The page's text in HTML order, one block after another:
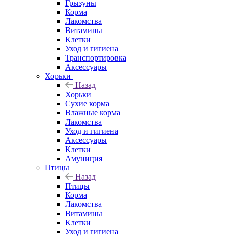
Грызуны
Корма
Лакомства
Витамины
Клетки
Уход и гигиена
Транспортировка
Аксессуары
Хорьки
Назад
Хорьки
Сухие корма
Влажные корма
Лакомства
Уход и гигиена
Аксессуары
Клетки
Амуниция
Птицы
Назад
Птицы
Корма
Лакомства
Витамины
Клетки
Уход и гигиена